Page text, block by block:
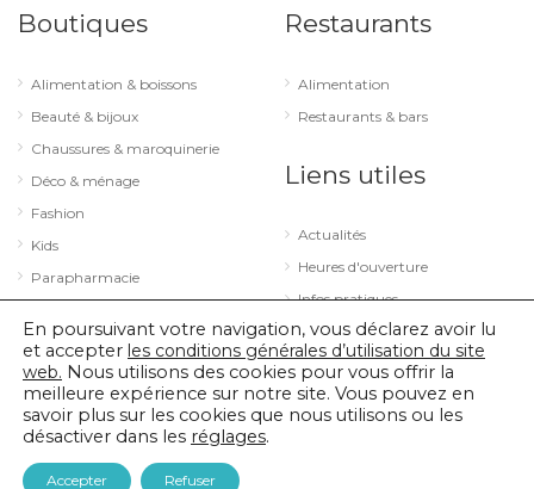
Boutiques
Alimentation & boissons
Beauté & bijoux
Chaussures & maroquinerie
Déco & ménage
Fashion
Kids
Parapharmacie
Sport & loisirs
Technologie & optique
Restaurants
Alimentation
Restaurants & bars
Liens utiles
Actualités
Heures d'ouverture
Infos pratiques
© 2026 City Concorde |Mentions légales
En poursuivant votre navigation, vous déclarez avoir lu
et accepter les conditions générales d’utilisation du site
web. Nous utilisons des cookies pour vous offrir la
meilleure expérience sur notre site. Vous pouvez en
savoir plus sur les cookies que nous utilisons ou les
désactiver dans les réglages.
Accepter Refuser